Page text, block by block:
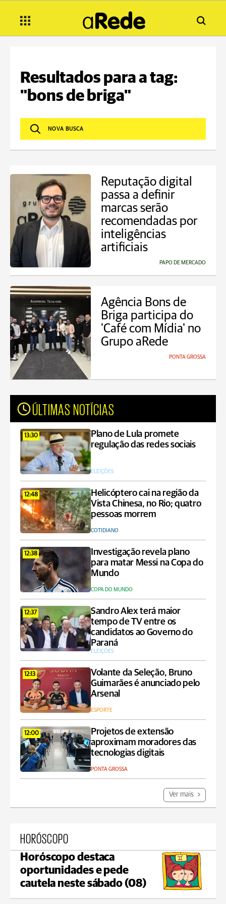
Resultados para a tag:
"bons de briga"
Reputação digital
passa a definir
marcas serão
recomendadas por
inteligências
artificiais
PAPO DE MERCADO
Agência Bons de
Briga participa do
'Café com Mídia' no
Grupo aRede
PONTA GROSSA
ÚLTIMAS NOTÍCIAS
13:30
Plano de Lula promete
regulação das redes sociais
ELEIÇÕES
12:48
Helicóptero cai na região da
Vista Chinesa, no Rio; quatro
pessoas morrem
COTIDIANO
12:38
Investigação revela plano
para matar Messi na Copa do
Mundo
COPA DO MUNDO
12:37
Sandro Alex terá maior
tempo de TV entre os
candidatos ao Governo do
Paraná
ELEIÇÕES
12:13
Volante da Seleção, Bruno
Guimarães é anunciado pelo
Arsenal
ESPORTE
12:00
Projetos de extensão
aproximam moradores das
tecnologias digitais
PONTA GROSSA
Ver mais
HORÓSCOPO
Horóscopo destaca
oportunidades e pede
cautela neste sábado (08)